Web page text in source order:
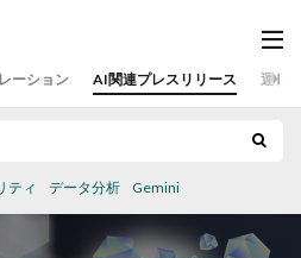
ーション AI関連プレスリリース 運営
ティ データ分析 Gemini